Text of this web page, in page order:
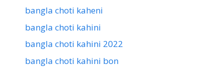
bangla choti kaheni
bangla choti kahini
bangla choti kahini 2022
bangla choti kahini bon